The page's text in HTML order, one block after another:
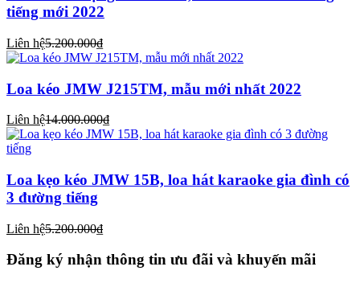
tiếng mới 2022
Liên hệ5.200.000₫
Loa kéo JMW J215TM, mẫu mới nhất 2022
Liên hệ14.000.000₫
Loa kẹo kéo JMW 15B, loa hát karaoke gia đình có
3 đường tiếng
Liên hệ5.200.000₫
Đăng ký nhận thông tin ưu đãi và khuyến mãi